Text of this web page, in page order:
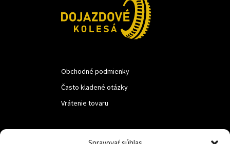
Obchodné podmienky
Často kladené otázky
Vrátenie tovaru